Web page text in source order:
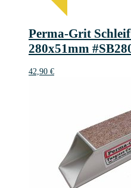
Perma-Grit
280x51mm
42,90 €